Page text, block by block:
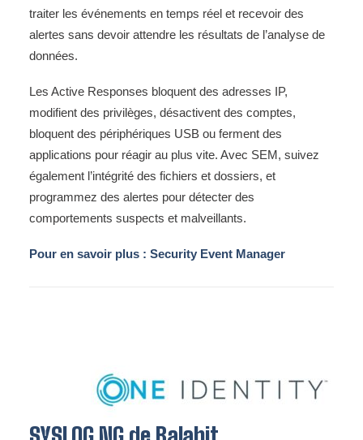
traiter les événements en temps réel et recevoir des
alertes sans devoir attendre les résultats de l’analyse de
données.
Les Active Responses bloquent des adresses IP,
modifient des privilèges, désactivent des comptes,
bloquent des périphériques USB ou ferment des
applications pour réagir au plus vite. Avec SEM, suivez
également l’intégrité des fichiers et dossiers, et
programmez des alertes pour détecter des
comportements suspects et malveillants.
Pour en savoir plus : Security Event Manager